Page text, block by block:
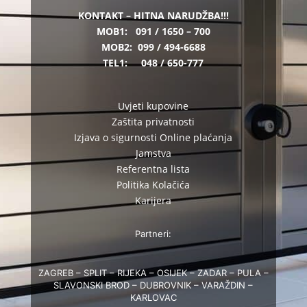
KONTAKT – HITNA NARUDŽBA!!!
MOB1: 091 / 1650 – 700
MOB2: 099 / 494-6688
TEL1:048 / 650-777
Uvjeti kupovine
Zaštita privatnosti
Izjava o sigurnosti Online plaćanja
Jamstva
Referentna lista
Politika Kolačića
Karijera
Partneri:
ZAGREB – SPLIT – RIJEKA – OSIJEK – ZADAR – PULA –
SLAVONSKI BROD – DUBROVNIK – VARAŽDIN –
KARLOVAC